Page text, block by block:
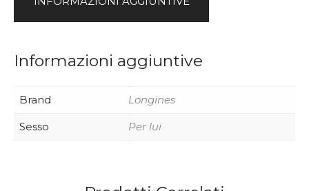
Informazioni aggiuntive
Brand Longines
Sesso Per lui